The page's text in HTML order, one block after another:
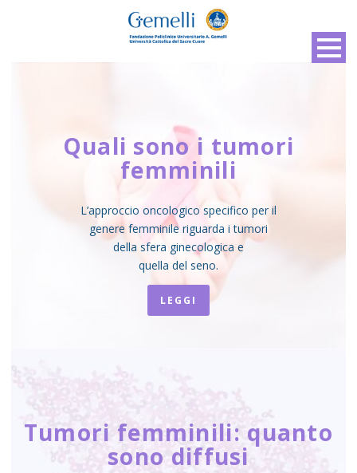
Quali sono i tumori
femminili
L’approccio oncologico specifico per il
genere femminile riguarda i tumori
della sfera ginecologica e
quella del seno.
LEGGI
Tumori femminili: quanto
sono diffusi